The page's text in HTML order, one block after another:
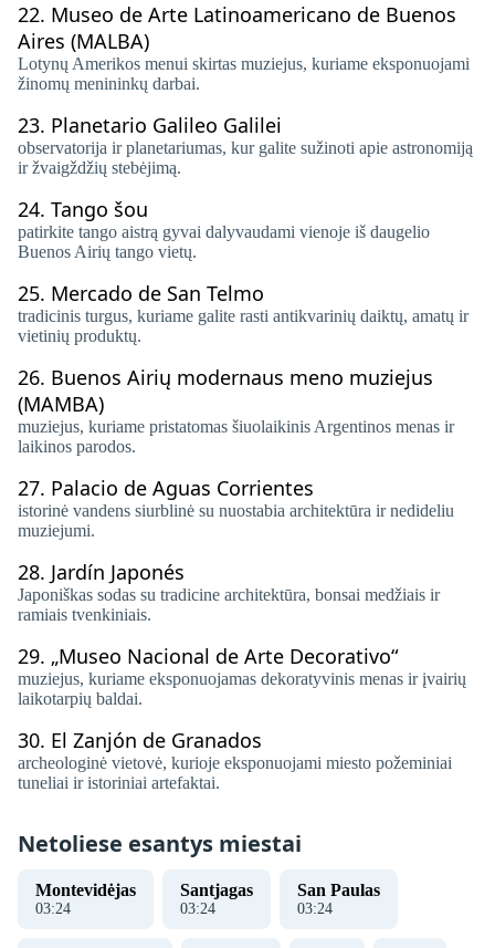
22. Museo de Arte Latinoamericano de Buenos
Aires (MALBA)
Lotynų Amerikos menui skirtas muziejus, kuriame eksponuojami
žinomų menininkų darbai.
23. Planetario Galileo Galilei
observatorija ir planetariumas, kur galite sužinoti apie astronomiją
ir žvaigždžių stebėjimą.
24. Tango šou
patirkite tango aistrą gyvai dalyvaudami vienoje iš daugelio
Buenos Airių tango vietų.
25. Mercado de San Telmo
tradicinis turgus, kuriame galite rasti antikvarinių daiktų, amatų ir
vietinių produktų.
26. Buenos Airių modernaus meno muziejus
(MAMBA)
muziejus, kuriame pristatomas šiuolaikinis Argentinos menas ir
laikinos parodos.
27. Palacio de Aguas Corrientes
istorinė vandens siurblinė su nuostabia architektūra ir nedideliu
muziejumi.
28. Jardín Japonés
Japoniškas sodas su tradicine architektūra, bonsai medžiais ir
ramiais tvenkiniais.
29. „Museo Nacional de Arte Decorativo“
muziejus, kuriame eksponuojamas dekoratyvinis menas ir įvairių
laikotarpių baldai.
30. El Zanjón de Granados
archeologinė vietovė, kurioje eksponuojami miesto požeminiai
tuneliai ir istoriniai artefaktai.
Netoliese esantys miestai
Montevidėjas
03:24
Santjagas
03:24
San Paulas
03:24